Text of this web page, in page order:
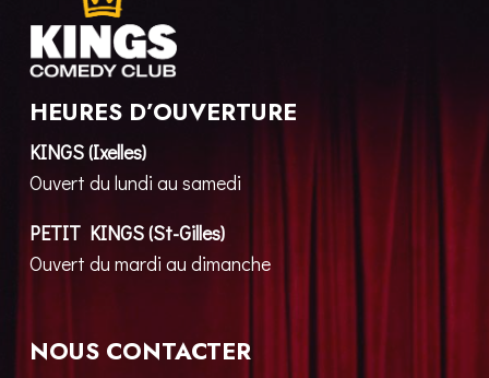
HEURES D’OUVERTURE
KINGS (Ixelles)
Ouvert du lundi au samedi
PETIT KINGS (St-Gilles)
Ouvert du mardi au dimanche
NOUS CONTACTER